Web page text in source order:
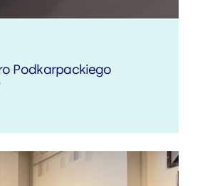
Podkarpackiego